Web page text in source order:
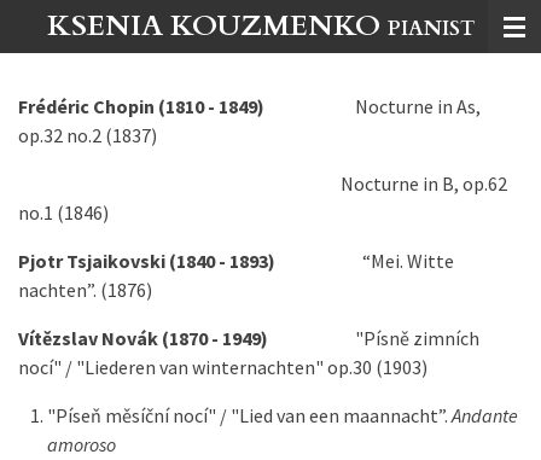
direct
de
hoofdinhoud
KSENIA KOUZMENKO PIANIST
Frédéric Chopin (1810 - 1849)
Nocturne in As,
op.32 no.2 (1837)
Nocturne in B, op.62
no.1 (1846)
Pjotr Tsjaikovski (1840 - 1893) “Mei. Witte
nachten”. (1876)
Vítězslav Novák (1870 - 1949) "Písně zimních
nocí" / "Liederen van winternachten" op.30 (1903)
"Píseň měsíční nocí" / "Lied van een maannacht”.Andante
amoroso